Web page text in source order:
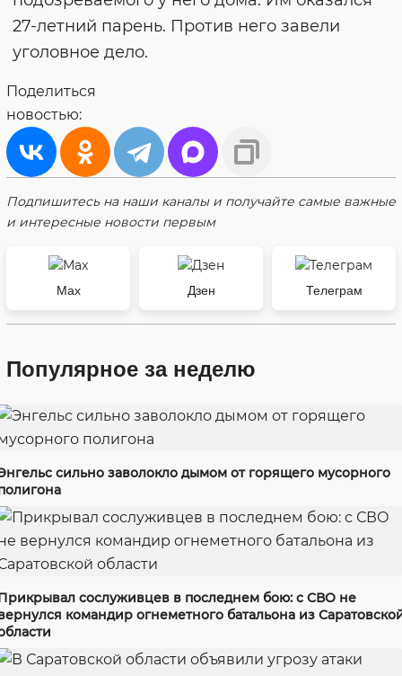
27-летний парень. Против него завели
уголовное дело.
Поделиться
новостью:
Подпишитесь на наши каналы и получайте самые важные
и интересные новости первым
Max Дзен Телеграм
Популярное за неделю
сильно заволокло дымом от горящего мусорного
сослуживцев в последнем бою: с СВО не
командир огнеметного батальона из